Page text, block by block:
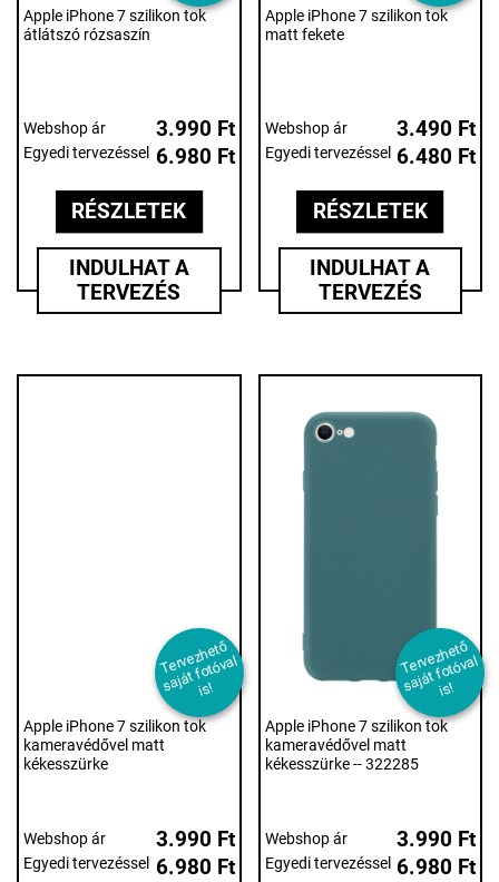
Apple iPhone 7 szilikon tok
átlátszó rózsaszín
Webshop ár 3.990 Ft
Egyedi tervezéssel 6.980 Ft
RÉSZLETEK
INDULHAT A
TERVEZÉS
Apple iPhone 7 szilikon tok
matt fekete
Webshop ár 3.490 Ft
Egyedi tervezéssel 6.480 Ft
RÉSZLETEK
INDULHAT A
TERVEZÉS
T
er
v
e
z
h
et
ő
s
aj
át f
ot
ó
v
al
i
s!
Apple iPhone 7 szilikon tok
kameravédővel matt
kékesszürke
Webshop ár 3.990 Ft
Egyedi tervezéssel 6.980 Ft
T
er
v
e
z
h
et
ő
s
aj
át f
ot
ó
v
al
i
s!
Apple iPhone 7 szilikon tok
kameravédővel matt
kékesszürke -- 322285
Webshop ár 3.990 Ft
Egyedi tervezéssel 6.980 Ft